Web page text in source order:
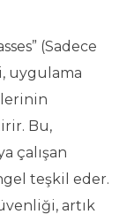
(Sadece
uygulama
Bu,
çalışan
teşkil eder.
artık